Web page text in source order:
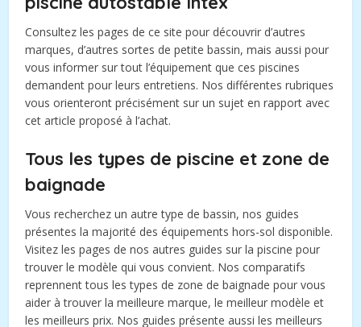
Consultez les pages de ce site pour découvrir d’autres
marques, d’autres sortes de petite bassin, mais aussi pour
vous informer sur tout l’équipement que ces piscines
demandent pour leurs entretiens. Nos différentes rubriques
vous orienteront précisément sur un sujet en rapport avec
cet article proposé à l’achat.
Tous les types de piscine et zone de
baignade
Vous recherchez un autre type de bassin, nos guides
présentes la majorité des équipements hors-sol disponible.
Visitez les pages de nos autres guides sur la piscine pour
trouver le modèle qui vous convient. Nos comparatifs
reprennent tous les types de zone de baignade pour vous
aider à trouver la meilleure marque, le meilleur modèle et
les meilleurs prix. Nos guides présente aussi les meilleurs